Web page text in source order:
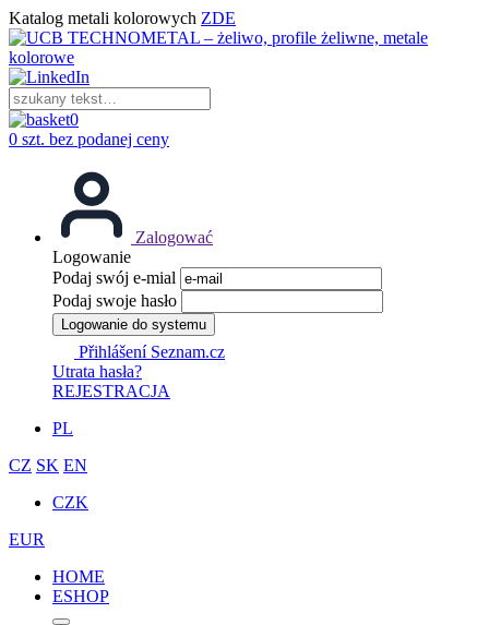
Katalog metali kolorowych ZDE
0
0 szt. bez podanej ceny
Zalogować
Logowanie
Podaj swój e-mial
Podaj swoje hasło
Logowanie do systemu
Přihlášení Seznam.cz
Utrata hasła?
REJESTRACJA
PL
CZ SK EN
CZK
EUR
HOME
ESHOP